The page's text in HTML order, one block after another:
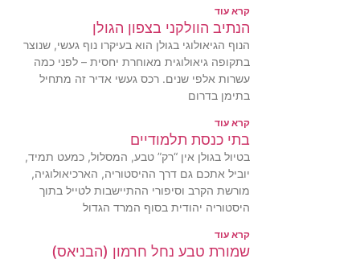
קרא עוד
הנתיב הוולקני בצפון הגולן
הנוף הגיאולוגי בגולן הוא בעיקרו נוף געשי, שנוצר
בתקופה גיאולוגית מאוחרת יחסית – לפני כמה
עשרות אלפי שנים. רכס געשי אדיר זה מתחיל
בתימן בדרום
קרא עוד
בתי כנסת תלמודיים
בטיול בגולן אין “רק” טבע, המסלול, כמעט תמיד,
יוביל אתכם גם דרך ההיסטוריה, הארכיאולוגיה,
מורשת הקרב וסיפורי ההתיישבות לטייל בתוך
היסטוריה יהודית בסוף המרד הגדול
קרא עוד
שמורת טבע נחל חרמון (הבניאס)